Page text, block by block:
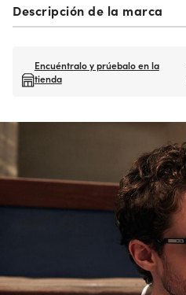
Descripción de la marca
Encuéntralo y prúebalo en la
tienda